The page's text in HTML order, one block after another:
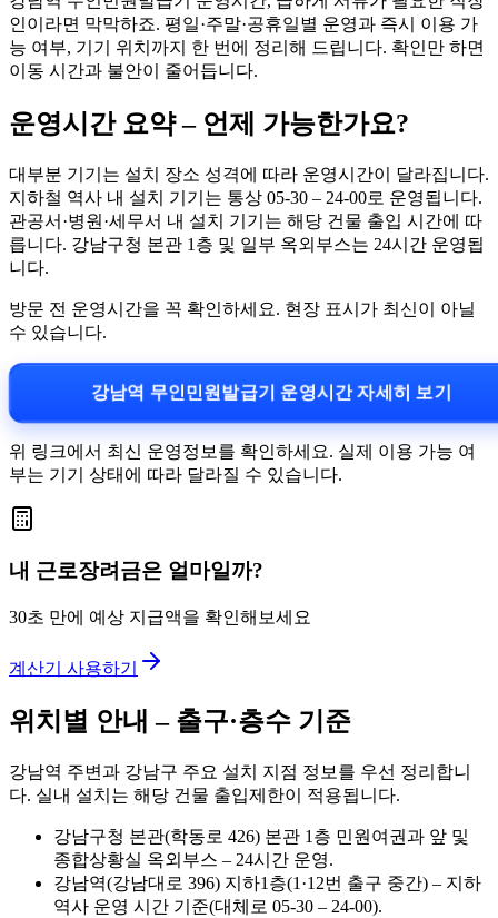
인이라면 막막하죠. 평일·주말·공휴일별 운영과 즉시 이용 가
능 여부, 기기 위치까지 한 번에 정리해 드립니다. 확인만 하면
이동 시간과 불안이 줄어듭니다.
운영시간 요약 – 언제 가능한가요?
대부분 기기는 설치 장소 성격에 따라 운영시간이 달라집니다.
지하철 역사 내 설치 기기는 통상 05-30 – 24-00로 운영됩니다.
관공서·병원·세무서 내 설치 기기는 해당 건물 출입 시간에 따
릅니다. 강남구청 본관 1층 및 일부 옥외부스는 24시간 운영됩
니다.
방문 전 운영시간을 꼭 확인하세요. 현장 표시가 최신이 아닐
수 있습니다.
강남역 무인민원발급기 운영시간 자세히 보기
위 링크에서 최신 운영정보를 확인하세요. 실제 이용 가능 여
부는 기기 상태에 따라 달라질 수 있습니다.
내 근로장려금은 얼마일까?
30초 만에 예상 지급액을 확인해보세요
계산기 사용하기
위치별 안내 – 출구·층수 기준
강남역 주변과 강남구 주요 설치 지점 정보를 우선 정리합니
다. 실내 설치는 해당 건물 출입제한이 적용됩니다.
강남구청 본관(학동로 426) 본관 1층 민원여권과 앞 및
종합상황실 옥외부스 – 24시간 운영.
강남역(강남대로 396) 지하1층(1·12번 출구 중간) – 지하
역사 운영 시간 기준(대체로 05-30 – 24-00).